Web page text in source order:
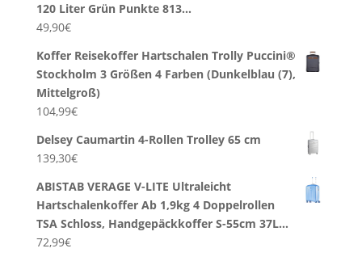
120 Liter Grün Punkte 813…
49,90€
Koffer Reisekoffer Hartschalen Trolly Puccini®
Stockholm 3 Größen 4 Farben (Dunkelblau (7),
Mittelgroß)
104,99€
Delsey Caumartin 4-Rollen Trolley 65 cm
139,30€
ABISTAB VERAGE V-LITE Ultraleicht
Hartschalenkoffer Ab 1,9kg 4 Doppelrollen
TSA Schloss, Handgepäckkoffer S-55cm 37L…
72,99€